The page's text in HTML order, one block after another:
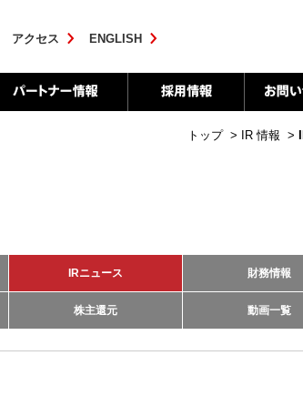
アクセス ENGLISH
トップ > IR 情報 >
IRニュース 財務情報
株主還元 動画一覧